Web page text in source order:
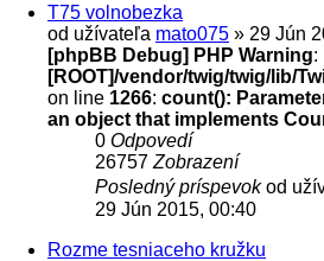
T75 volnobezka
od užívateľa mato075 » 29 Jún
[phpBB Debug] PHP Warning:
[ROOT]/vendor/twig/twig/lib/
on line 1266: count():
an object that implements
0 Odpovedí
26757 Zobrazení
Posledný príspevokod
29 Jún 2015, 00:40
Rozme tesniaceho kružku